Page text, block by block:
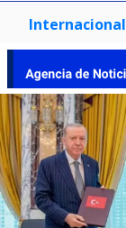
Internacional